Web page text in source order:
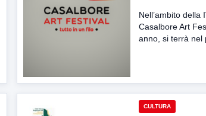
Nell’ambito della
Casalbore Art
anno, si terrà nel
CULTURA